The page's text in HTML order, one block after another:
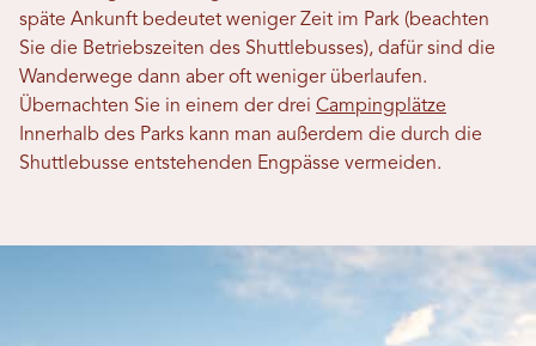
späte Ankunft bedeutet weniger Zeit im Park (beachten
Sie die Betriebszeiten des Shuttlebusses), dafür sind die
Wanderwege dann aber oft weniger überlaufen.
Übernachten Sie in einem der drei Campingplätze
Innerhalb des Parks kann man außerdem die durch die
Shuttlebusse entstehenden Engpässe vermeiden.